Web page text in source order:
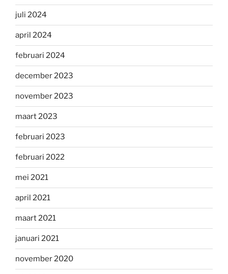
juli 2024
april 2024
februari 2024
december 2023
november 2023
maart 2023
februari 2023
februari 2022
mei 2021
april 2021
maart 2021
januari 2021
november 2020